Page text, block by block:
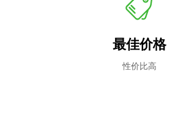
最佳价格
性价比高